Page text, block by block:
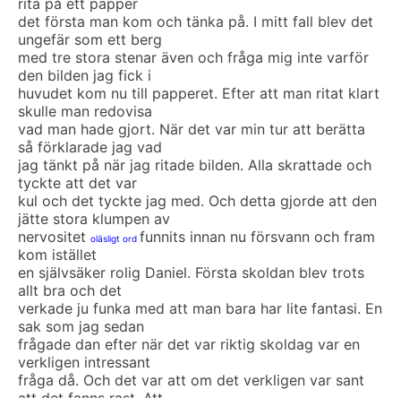
rita på ett papper
det första man kom och tänka på. I mitt fall blev det
ungefär som ett berg
med tre stora stenar även och fråga mig inte varför
den bilden jag fick i
huvudet kom nu till papperet. Efter att man ritat klart
skulle man redovisa
vad man hade gjort. När det var min tur att berätta
så förklarade jag vad
jag tänkt på när jag ritade bilden. Alla skrattade och
tyckte att det var
kul och det tyckte jag med. Och detta gjorde att den
jätte stora klumpen av
nervositet oläsligt ord funnits innan nu försvann och fram
kom istället
en självsäker rolig Daniel. Första skoldan blev trots
allt bra och det
verkade ju funka med att man bara har lite fantasi. En
sak som jag sedan
frågade dan efter när det var riktig skoldag var en
verkligen intressant
fråga då. Och det var att om det verkligen var sant